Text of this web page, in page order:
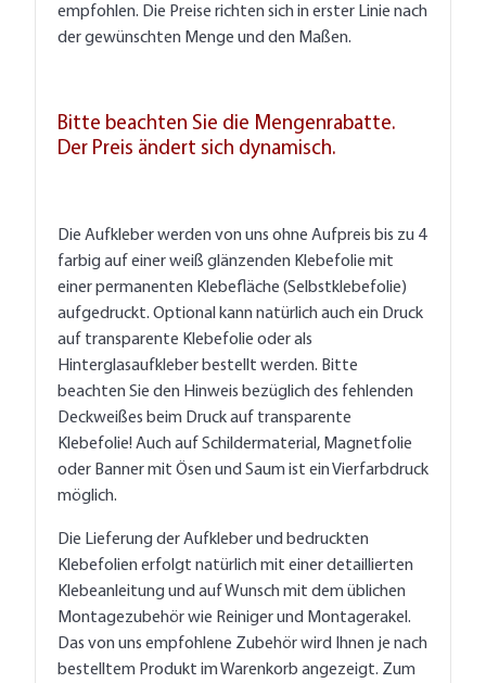
empfohlen. Die Preise richten sich in erster Linie nach
der gewünschten Menge und den Maßen.
Bitte beachten Sie die Mengenrabatte.
Der Preis ändert sich dynamisch.
Die Aufkleber werden von uns ohne Aufpreis bis zu 4
farbig auf einer weiß glänzenden Klebefolie mit
einer permanenten Klebefläche (Selbstklebefolie)
aufgedruckt. Optional kann natürlich auch ein Druck
auf transparente Klebefolie oder als
Hinterglasaufkleber bestellt werden. Bitte
beachten Sie den Hinweis bezüglich des fehlenden
Deckweißes beim Druck auf transparente
Klebefolie! Auch auf Schildermaterial, Magnetfolie
oder Banner mit Ösen und Saum ist ein Vierfarbdruck
möglich.
Die Lieferung der Aufkleber und bedruckten
Klebefolien erfolgt natürlich mit einer detaillierten
Klebeanleitung und auf Wunsch mit dem üblichen
Montagezubehör wie Reiniger und Montagerakel.
Das von uns empfohlene Zubehör wird Ihnen je nach
bestelltem Produkt im Warenkorb angezeigt. Zum